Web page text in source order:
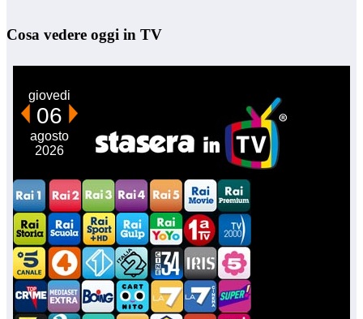
Cosa vedere oggi in TV